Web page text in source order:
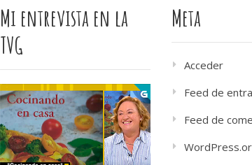
Mi entrevista en la
TVG
Meta
Acceder
Feed de
Feed de